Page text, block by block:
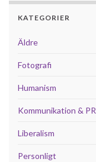
KATEGORIER
Äldre
Fotografi
Humanism
Kommunikation & PR
Liberalism
Personligt